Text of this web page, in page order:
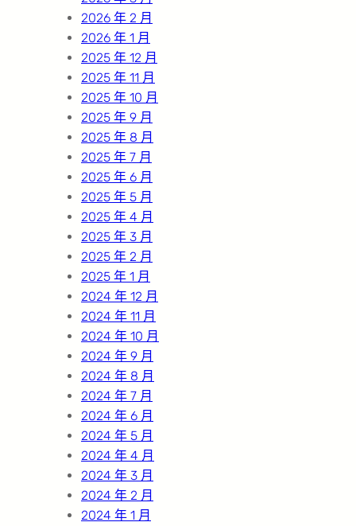
2026 年 2 月
2026 年 1 月
2025 年 12 月
2025 年 11 月
2025 年 10 月
2025 年 9 月
2025 年 8 月
2025 年 7 月
2025 年 6 月
2025 年 5 月
2025 年 4 月
2025 年 3 月
2025 年 2 月
2025 年 1 月
2024 年 12 月
2024 年 11 月
2024 年 10 月
2024 年 9 月
2024 年 8 月
2024 年 7 月
2024 年 6 月
2024 年 5 月
2024 年 4 月
2024 年 3 月
2024 年 2 月
2024 年 1 月